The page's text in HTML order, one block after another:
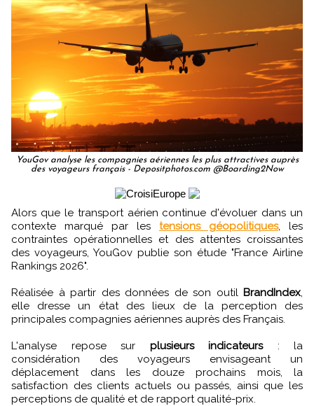
YouGov analyse les compagnies aériennes les plus attractives auprès
des voyageurs français - Depositphotos.com @Boarding2Now
Alors que le transport aérien continue d'évoluer dans un
contexte marqué par les tensions géopolitiques, les
contraintes opérationnelles et des attentes croissantes
des voyageurs, YouGov publie son étude "France Airline
Rankings 2026".
Réalisée à partir des données de son outil BrandIndex
elle dresse un état des lieux de la perception des
principales compagnies aériennes auprès des Français.
L'analyse repose sur plusieurs indicateurs: la
considération des voyageurs envisageant un
déplacement dans les douze prochains mois, la
satisfaction des clients actuels ou passés, ainsi que les
perceptions de qualité et de rapport qualité-prix.